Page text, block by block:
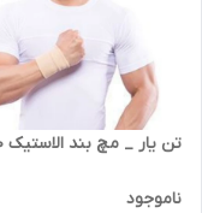
تن یار _ مچ بند الاستیک 3100
ناموجود